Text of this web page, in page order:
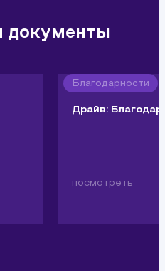
документы
Драйв:
посмотреть
Благодарности